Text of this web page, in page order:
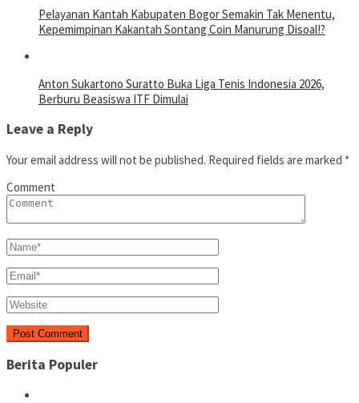
Pelayanan Kantah Kabupaten Bogor Semakin Tak Menentu,
Kepemimpinan Kakantah Sontang Coin Manurung Disoal!?
Anton Sukartono Suratto Buka Liga Tenis Indonesia 2026,
Berburu Beasiswa ITF Dimulai
Leave a Reply
Your email address will not be published. Required fields are marked *
Comment
Berita Populer